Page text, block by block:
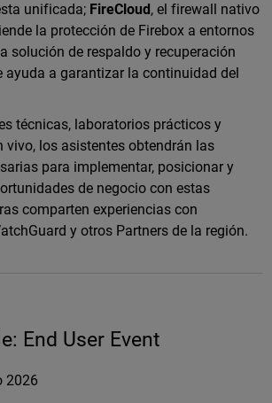
unificada; FireCloud , el firewall nativo
la protección de Firebox a entornos
solución de respaldo y recuperación
ayuda a garantizar la continuidad del
técnicas, laboratorios prácticos y
vivo, los asistentes obtendrán las
para implementar, posicionar y
de negocio con estas
comparten experiencias con
y otros Partners de la región.
End User Event
2026